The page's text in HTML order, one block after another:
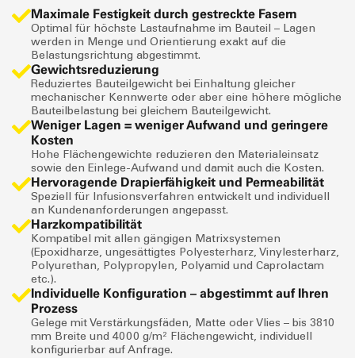
Maximale Festigkeit durch gestreckte Fasern
Optimal für höchste Lastaufnahme im Bauteil – Lagen
werden in Menge und Orientierung exakt auf die
Belastungsrichtung abgestimmt.
Gewichtsreduzierung
Reduziertes Bauteilgewicht bei Einhaltung gleicher
mechanischer Kennwerte oder aber eine höhere mögliche
Bauteilbelastung bei gleichem Bauteilgewicht.
Weniger Lagen = weniger Aufwand und geringere
Kosten
Hohe Flächengewichte reduzieren den Materialeinsatz
sowie den Einlege-Aufwand und damit auch die Kosten.
Hervoragende Drapierfähigkeit und Permeabilität
Speziell für Infusionsverfahren entwickelt und individuell
an Kundenanforderungen angepasst.
Harzkompatibilität
Kompatibel mit allen gängigen Matrixsystemen
(Epoxidharze, ungesättigtes Polyesterharz, Vinylesterharz,
Polyurethan, Polypropylen, Polyamid und Caprolactam
etc.).
Individuelle Konfiguration – abgestimmt auf Ihren
Prozess
Gelege mit Verstärkungsfäden, Matte oder Vlies – bis 3810
mm Breite und 4000 g/m² Flächengewicht, individuell
konfigurierbar auf Anfrage.